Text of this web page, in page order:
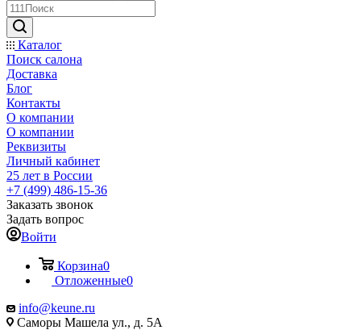
Каталог
Поиск салона
Доставка
Блог
Контакты
О компании
О компании
Реквизиты
Личный кабинет
25 лет в России
+7 (499) 486-15-36
Заказать звонок
Задать вопрос
Войти
Корзина0
Отложенные0
info@keune.ru
Саморы Машела ул., д. 5А